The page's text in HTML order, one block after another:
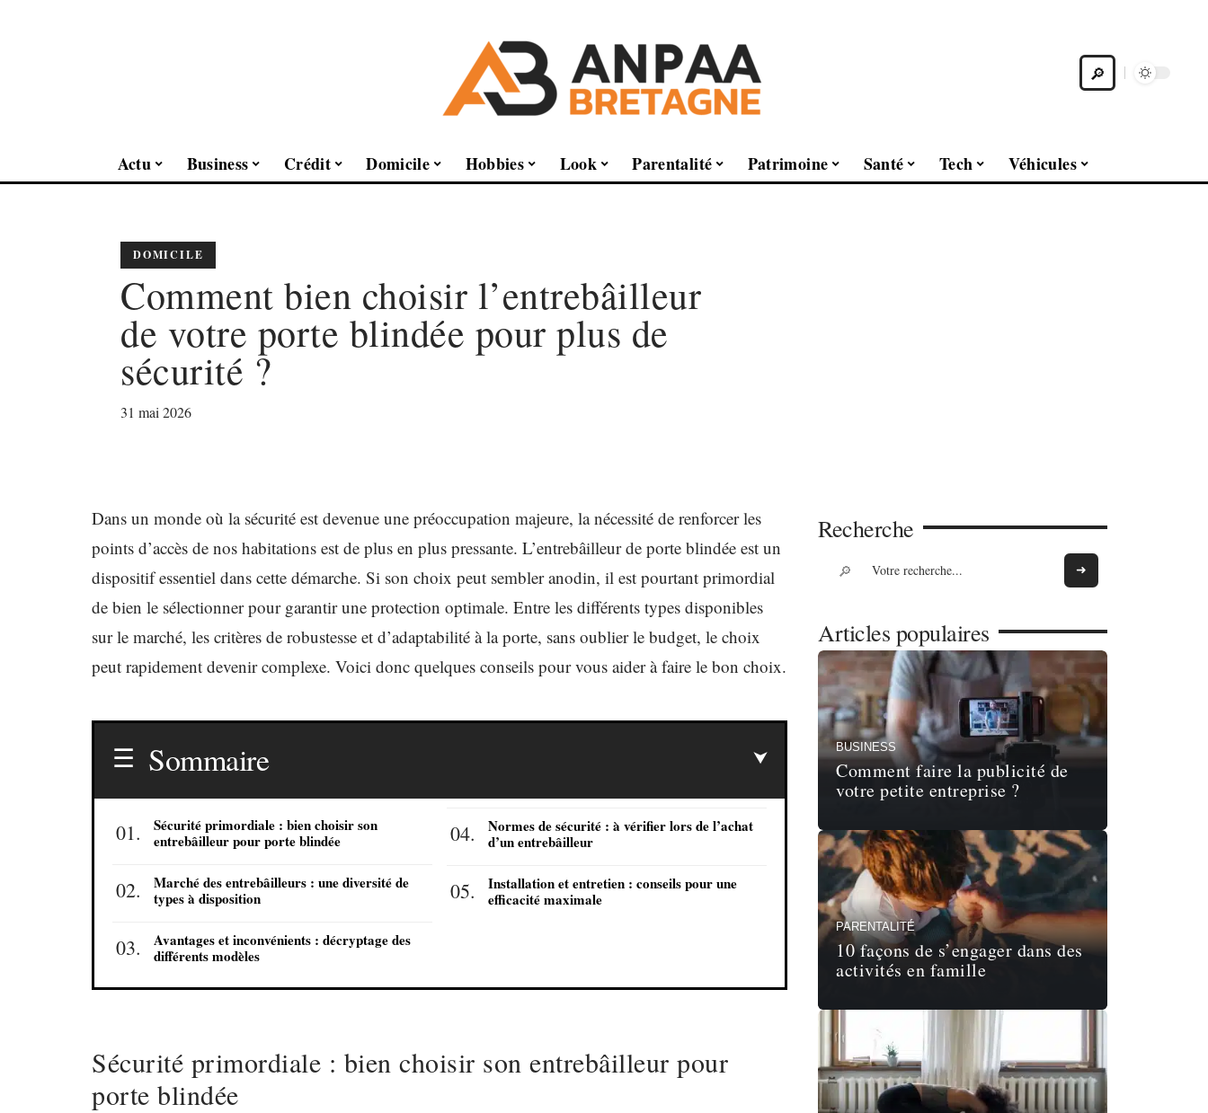
Actu Business Crédit Domicile Hobbies Look Parentalité Patrimoine Santé Tech Véhicules
DOMICILE
Comment bien choisir l’entrebâilleur
de votre porte blindée pour plus de
sécurité ?
31 mai 2026
Dans un monde où la sécurité est devenue une préoccupation majeure, la nécessité de renforcer les
points d’accès de nos habitations est de plus en plus pressante. L’entrebâilleur de porte blindée est un
dispositif essentiel dans cette démarche. Si son choix peut sembler anodin, il est pourtant primordial
de bien le sélectionner pour garantir une protection optimale. Entre les différents types disponibles
sur le marché, les critères de robustesse et d’adaptabilité à la porte, sans oublier le budget, le choix
peut rapidement devenir complexe. Voici donc quelques conseils pour vous aider à faire le bon choix.
Sommaire
Sécurité primordiale : bien choisir son
entrebâilleur pour porte blindée
Marché des entrebâilleurs : une diversité de
types à disposition
Avantages et inconvénients : décryptage des
différents modèles
Normes de sécurité : à vérifier lors de l’achat
d’un entrebâilleur
Installation et entretien : conseils pour une
efficacité maximale
Sécurité primordiale : bien choisir son entrebâilleur pour
porte blindée
Recherche
Articles populaires
BUSINESS
Comment faire la publicité de
votre petite entreprise ?
PARENTALITÉ
10 façons de s’engager dans des
activités en famille